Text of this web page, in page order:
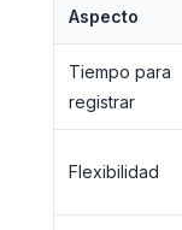
Aspecto
Tiempo para
registrar
Flexibilidad